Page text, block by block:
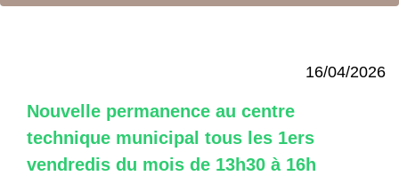
16/04/2026
Nouvelle permanence au centre
technique municipal tous les 1ers
vendredis du mois de 13h30 à 16h